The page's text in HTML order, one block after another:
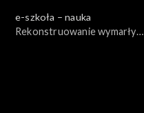
e-szkoła – nauka
Rekonstruowanie wymarłych